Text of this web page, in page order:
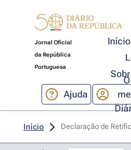
Jornal Oficial
da República
Portuguesa
Início
Ajuda
O
Início Declaração de